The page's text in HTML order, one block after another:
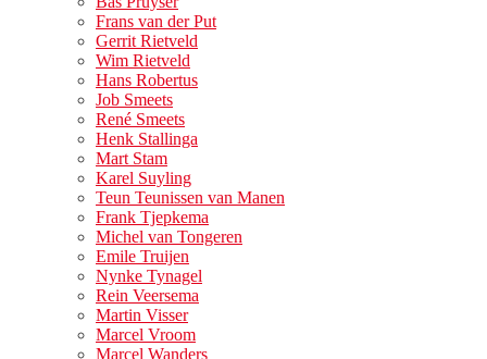
Frans van der Put
Gerrit Rietveld
Wim Rietveld
Hans Robertus
Job Smeets
René Smeets
Henk Stallinga
Mart Stam
Karel Suyling
Teun Teunissen van Manen
Frank Tjepkema
Michel van Tongeren
Emile Truijen
Nynke Tynagel
Rein Veersema
Martin Visser
Marcel Vroom
Marcel Wanders